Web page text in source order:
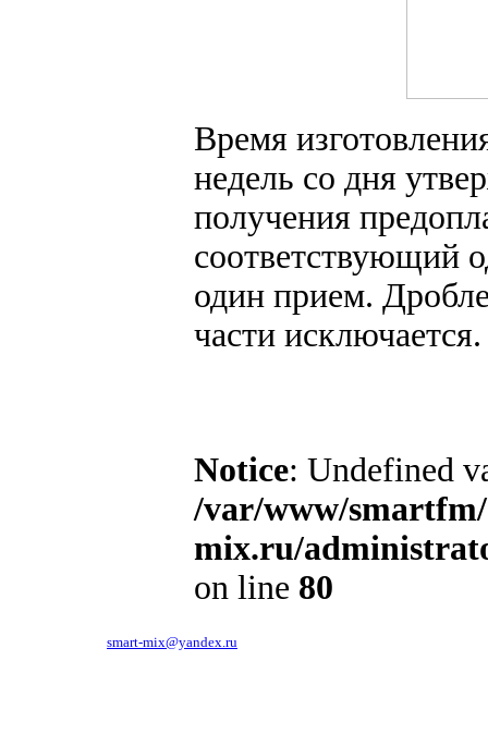
Время
недель со дня
получения
соответствующий
один прием.
части исключается.
Notice: Undefined
/var/www/
mix.ru/
on line 80
smart-mix@yandex.ru